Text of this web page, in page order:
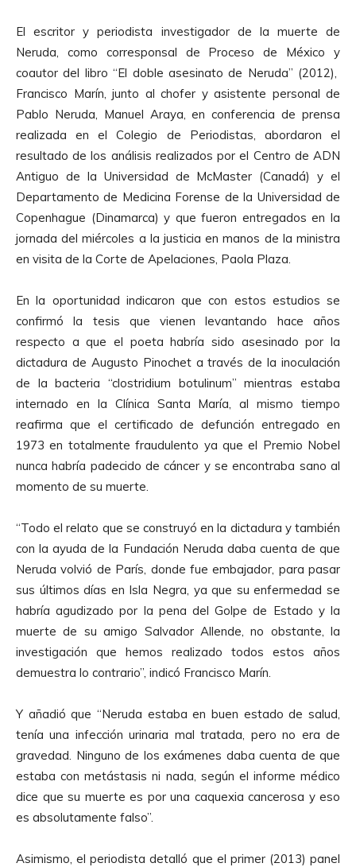
El escritor y periodista investigador de la muerte de
Neruda, como corresponsal de Proceso de México y
coautor del libro “El doble asesinato de Neruda” (2012),
Francisco Marín, junto al chofer y asistente personal de
Pablo Neruda, Manuel Araya, en conferencia de prensa
realizada en el Colegio de Periodistas, abordaron el
resultado de los análisis realizados por el Centro de ADN
Antiguo de la Universidad de McMaster (Canadá) y el
Departamento de Medicina Forense de la Universidad de
Copenhague (Dinamarca) y que fueron entregados en la
jornada del miércoles a la justicia en manos de la ministra
en visita de la Corte de Apelaciones, Paola Plaza.
En la oportunidad indicaron que con estos estudios se
confirmó la tesis que vienen levantando hace años
respecto a que el poeta habría sido asesinado por la
dictadura de Augusto Pinochet a través de la inoculación
de la bacteria “clostridium botulinum” mientras estaba
internado en la Clínica Santa María, al mismo tiempo
reafirma que el certificado de defunción entregado en
1973 en totalmente fraudulento ya que el Premio Nobel
nunca habría padecido de cáncer y se encontraba sano al
momento de su muerte.
“Todo el relato que se construyó en la dictadura y también
con la ayuda de la Fundación Neruda daba cuenta de que
Neruda volvió de París, donde fue embajador, para pasar
sus últimos días en Isla Negra, ya que su enfermedad se
habría agudizado por la pena del Golpe de Estado y la
muerte de su amigo Salvador Allende, no obstante, la
investigación que hemos realizado todos estos años
demuestra lo contrario”, indicó Francisco Marín.
Y añadió que “Neruda estaba en buen estado de salud,
tenía una infección urinaria mal tratada, pero no era de
gravedad. Ninguno de los exámenes daba cuenta de que
estaba con metástasis ni nada, según el informe médico
dice que su muerte es por una caquexia cancerosa y eso
es absolutamente falso”.
Asimismo, el periodista detalló que el primer (2013) panel